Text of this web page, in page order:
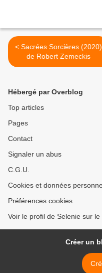
< Sacrées Sorcières (2020)
de Robert Zemeckis
Hébergé par Overblog
Top articles
Pages
Contact
Signaler un abus
C.G.U.
Cookies et données
Préférences cookies
Voir le profil de Selenie sur
Créer un